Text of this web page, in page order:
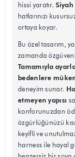
hissi yaratır.
hatlarınızı
ortaya koyar.
Bu özel tasarım,
zamanda
Tamamıyla
bedenlere
deneyim sunar.
etmeyen yapısı
konforunuzdan
özgürlüğünüzü
keyifli ve
harness ile hayal